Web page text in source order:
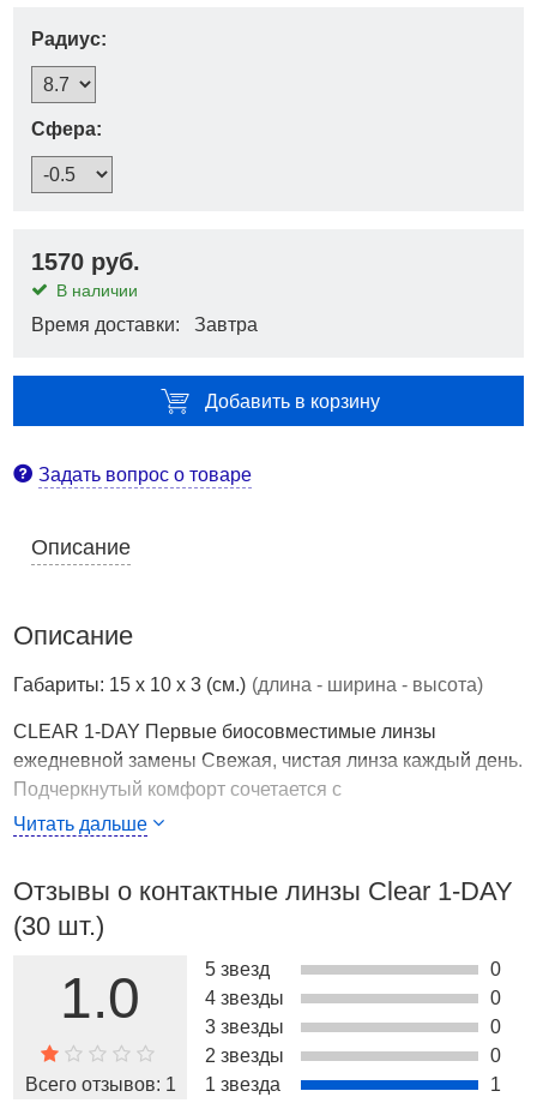
Радиус:
Сфера:
1570 руб.
В наличии
Время доставки: Завтра
Добавить в корзину
Задать вопрос о товаре
Описание
Описание
Габариты: 15 x 10 x 3 (см.) (длина - ширина - высота)
CLEAR 1-DAY Первые биосовместимые линзы
ежедневной замены Свежая, чистая линза каждый день.
Подчеркнутый комфорт сочетается с
высокотехнологичными достижениями, используемыми
Страна производства
Первые биосовместимые линзы ежедневной замены
Свежая, чистая линза каждый день.
Подчеркнутый комфорт сочетается с
высокотехнологичными достижениями, используемыми
Читать дальше
Отзывы о контактные линзы Clear 1-DAY
(30 шт.)
1.0
Всего отзывов: 1
5 звезд
0
4 звезды
0
3 звезды
0
2 звезды
0
1 звезда
1